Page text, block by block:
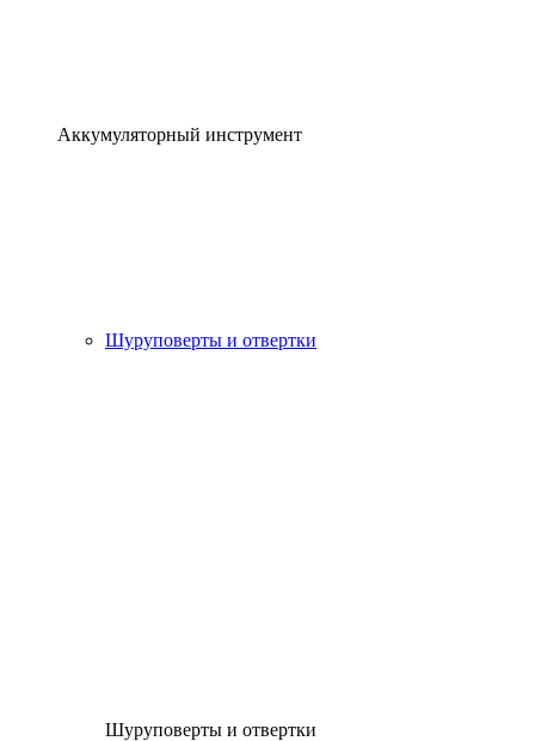
Аккумуляторный инструмент
Шуруповерты и отвертки
Шуруповерты и отвертки